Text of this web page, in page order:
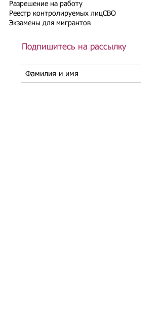
Разрешение на работу
Реестр контролируемых лицСВО
Экзамены для мигрантов
Подпишитесь на рассылку